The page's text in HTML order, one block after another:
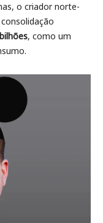
o criador norte-
, como um